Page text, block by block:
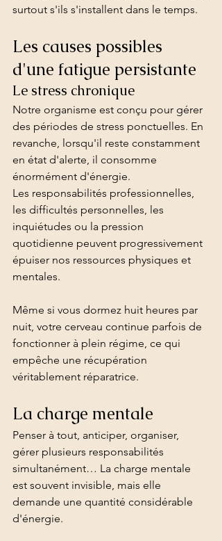
surtout s'ils s'installent dans le temps.
Les causes possibles
d'une fatigue persistante
Le stress chronique
Notre organisme est conçu pour gérer
des périodes de stress ponctuelles. En
revanche, lorsqu'il reste constamment
en état d'alerte, il consomme
énormément d'énergie.
Les responsabilités professionnelles,
les difficultés personnelles, les
inquiétudes ou la pression
quotidienne peuvent progressivement
épuiser nos ressources physiques et
mentales.
Même si vous dormez huit heures par
nuit, votre cerveau continue parfois de
fonctionner à plein régime, ce qui
empêche une récupération
véritablement réparatrice.
La charge mentale
Penser à tout, anticiper, organiser,
gérer plusieurs responsabilités
simultanément… La charge mentale
est souvent invisible, mais elle
demande une quantité considérable
d'énergie.